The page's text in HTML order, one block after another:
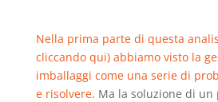
Nella prima parte di questa
cliccando qui) abbiamo visto la
imballaggi come una serie di
e risolvere. Ma la soluzione di un